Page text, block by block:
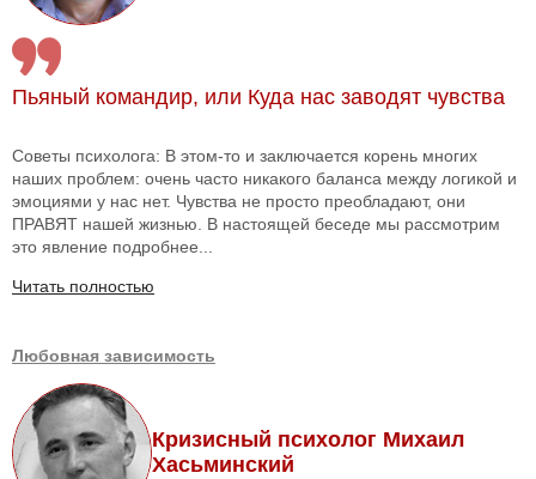
Пьяный командир, или Куда нас заводят чувства
Советы психолога: В этом-то и заключается корень многих
наших проблем: очень часто никакого баланса между логикой и
эмоциями у нас нет. Чувства не просто преобладают, они
ПРАВЯТ нашей жизнью. В настоящей беседе мы рассмотрим
это явление подробнее...
Читать полностью
Любовная зависимость
Кризисный психолог Михаил
Хасьминский